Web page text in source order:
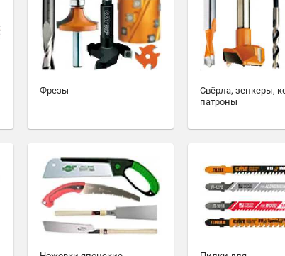
Фрезы
Свёрла, зенкеры,
патроны